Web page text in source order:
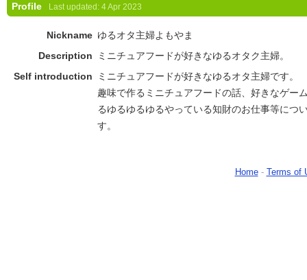
Profile Last updated: 4 Apr 2023
Nickname ゆるオタ主婦よもやま
Description
ミニチュアフードが好きなゆるオタク主婦。
Self introduction
ミニチュアフードが好きなゆるオタ主婦です。
趣味で作るミニチュアフードの話、好きなゲー
るゆるゆるゆるやっている知財のお仕事等につ
す。
Home- Terms of